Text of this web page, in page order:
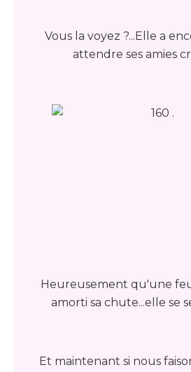
Vous la voyez ?...Elle a
attendre ses amies
Heureusement qu'une
amorti sa chute...elle se
Et maintenant si nous